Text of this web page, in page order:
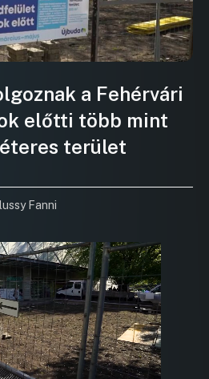
a Fehérvári
előtti több mint
terület
Fanni